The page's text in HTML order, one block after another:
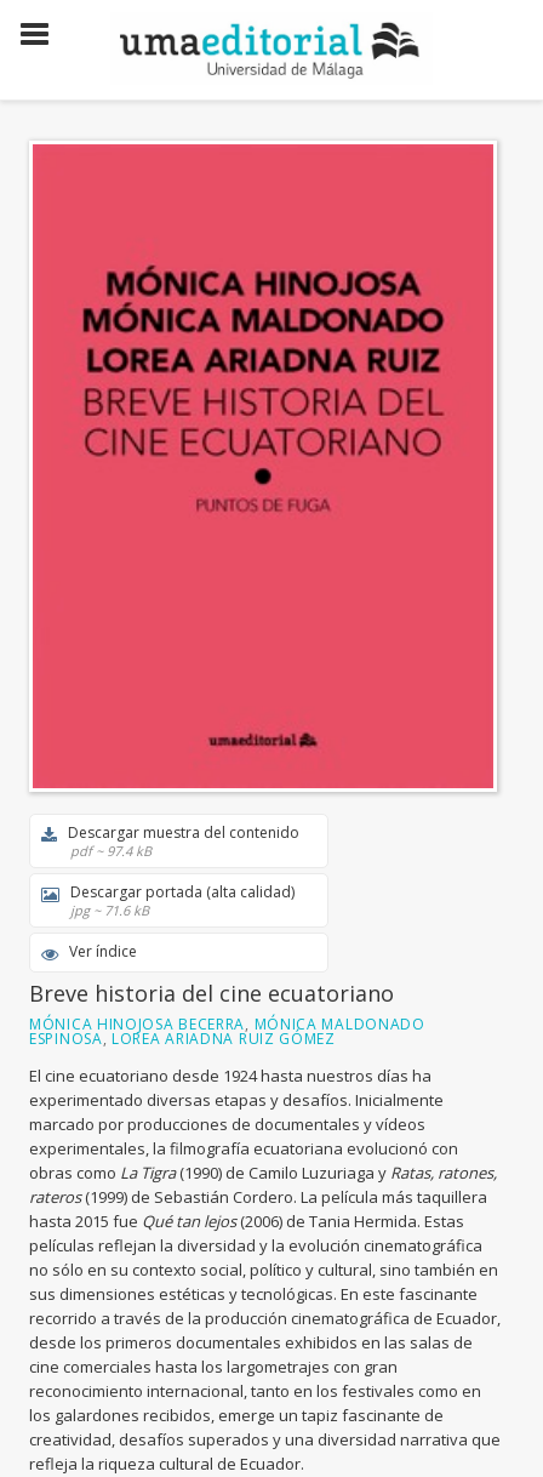
Descargar muestra del contenido
pdf ~ 97.4 kB
Descargar portada (alta calidad)
jpg ~ 71.6 kB
Ver índice
Breve historia del cine ecuatoriano
MÓNICA HINOJOSA BECERRA, MÓNICA MALDONADO
ESPINOSA,LOREA ARIADNA RUIZ GÓMEZ
El cine ecuatoriano desde 1924 hasta nuestros días ha
experimentado diversas etapas y desafíos. Inicialmente
marcado por producciones de documentales y vídeos
experimentales, la filmografía ecuatoriana evolucionó con
obras como La Tigra(1990) de Camilo Luzuriaga y Ratas, ratones,
rateros(1999) de Sebastián Cordero. La película más taquillera
hasta 2015 fue Qué tan lejos(2006) de Tania Hermida. Estas
películas reflejan la diversidad y la evolución cinematográfica
no sólo en su contexto social, político y cultural, sino también en
sus dimensiones estéticas y tecnológicas. En este fascinante
recorrido a través de la producción cinematográfica de Ecuador,
desde los primeros documentales exhibidos en las salas de
cine comerciales hasta los largometrajes con gran
reconocimiento internacional, tanto en los festivales como en
los galardones recibidos, emerge un tapiz fascinante de
creatividad, desafíos superados y una diversidad narrativa que
refleja la riqueza cultural de Ecuador.